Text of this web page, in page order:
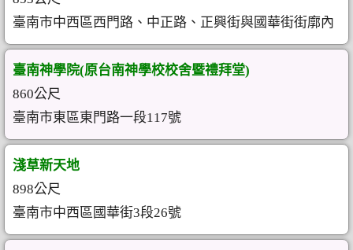
臺南市中西區西門路、中正路、正興街與國華街街廓內
臺南神學院(原台南神學校校舍暨禮拜堂)
860公尺
臺南市東區東門路一段117號
淺草新天地
898公尺
臺南市中西區國華街3段26號